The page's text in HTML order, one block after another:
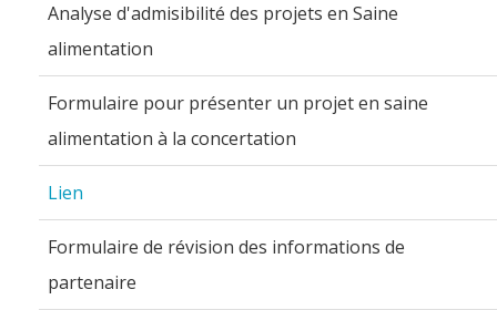
Analyse d'admisibilité des projets en Saine
alimentation
Formulaire pour présenter un projet en saine
alimentation à la concertation
Lien
Formulaire de révision des informations de
partenaire